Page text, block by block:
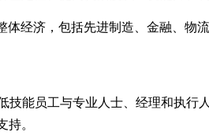
经济，包括先进制造、金融、物
能员工与专业人士、经理和执行
。